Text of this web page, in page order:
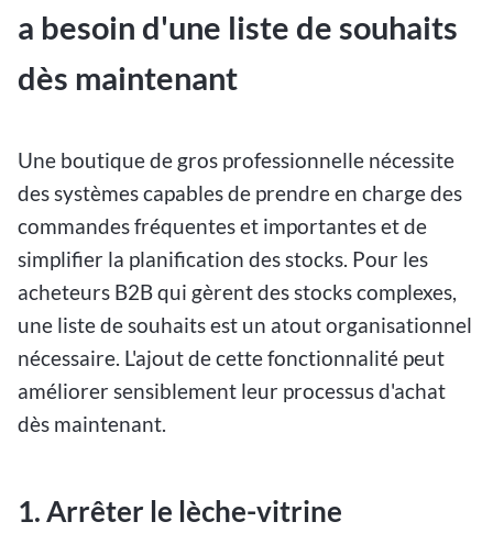
a besoin d'une liste de souhaits
dès maintenant
Une boutique de gros professionnelle nécessite
des systèmes capables de prendre en charge des
commandes fréquentes et importantes et de
simplifier la planification des stocks. Pour les
acheteurs B2B qui gèrent des stocks complexes,
une liste de souhaits est un atout organisationnel
nécessaire. L'ajout de cette fonctionnalité peut
améliorer sensiblement leur processus d'achat
dès maintenant.
1. Arrêter le lèche-vitrine